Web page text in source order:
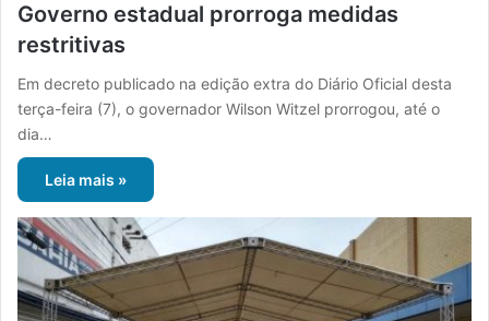
Governo estadual prorroga medidas
restritivas
Em decreto publicado na edição extra do Diário Oficial desta
terça-feira (7), o governador Wilson Witzel prorrogou, até o
dia…
Leia mais »